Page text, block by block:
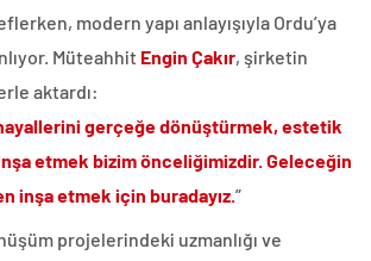
modern yapı anlayışıyla Ordu’ya
Müteahhit Engin Çakır, şirketin
aktardı:
gerçeğe dönüştürmek, estetik
etmek bizim önceliğimizdir. Geleceğin
inşa etmek için buradayız.”
projelerindeki uzmanlığı ve